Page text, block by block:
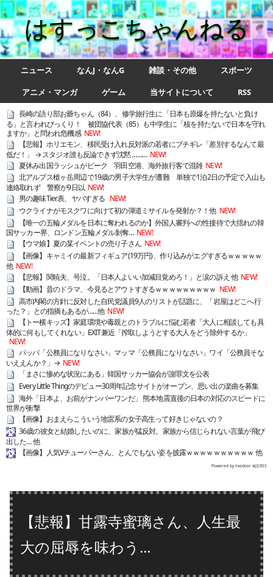
はすっこちゃんねる
ニュース なんJ・なんG 雑談・その他
スポーツ
アニメ・マンガ
ゲーム 当サイトについて RSS
長崎の語り部お爺ちゃん（84）、修学旅行生に「日本も原爆を持たないと負け
る」と言われびっくり！ 被団協代表（85）も中学生に「核を持たないで日本を守れ
ますか」と問われ危機感 NEW!
【悲報】ホリエモン、移民受け入れ反対派の若者にブチギレ「差別するなんて最
低だ！」 → スタジオ誰も反論できず沈黙 ……… NEW!
夏休み出国ラッシュがピーク 羽田空港、海外旅行客で混雑 NEW!
北アルプス槍ヶ岳周辺で19歳の男子大学生が遭難 単独で1泊2日の予定で入山も
連絡取れず 警察が9日以 NEW!
男の趣味Tier表、ヤバすぎる NEW!
ウクライナがモスクワに向けて初の弾道ミサイルを発射か？！他 NEW!
【唯一の五輪メダルを日本に奪われるのか】外国人審判への性接待で大揺れの韓
国サッカー界、ロンドン五輪メダル剝奪… NEW!
【ウマ娘】夏の某イベントの売り子さん NEW!
【画像】キャミイの最新フィギュア(19万円)、作り込みがエグすぎるｗｗｗｗｗ
他 NEW!
【悲報】関暁夫、号泣。「日本人よいい加減目覚めろ！」と涙の訴え 他 NEW!
【動画】昔のドラマ、今見るとアウトすぎるｗｗｗｗｗｗｗｗｗ NEW!
高市内閣の方針に反対した自民党議員9人のリストが話題に、「岩屋はどこへ行
った？」との指摘もあるが……他 NEW!
【トー横キッズ】家庭環境や毒親とのトラブルに悩む若者「大人に相談しても具
体的に何もしてくれない」EXIT兼近「搾取しようとする大人をどう除外するか」
NEW!
パッパ「公務員になりなさい」マッマ「公務員になりなさい」ワイ「公務員そな
いええんか？」→ NEW!
「まさに惨めな状況にある」韓国サッカー協会が謝罪文を公表
Every Little Thingのデビュー30周年記念サイトがオープン、思い出の楽曲を募集
海外「日本よ、お前がナンバーワンだ」 熊本地震直後の日本の対応のスピードに
世界が衝撃
【画像】おまえらこういう地雷系の女子高生って好きじゃないの？
36歳の彼女と結婚したいのに、家族が猛反対。家族から信じられない言葉が飛び
出した… 他
【画像】人気Vチューバーさん、とんでもない姿を披露ｗｗｗｗｗｗｗｗｗｗ 他
Powered by livedoor 相互RSS
【悲報】甘露寺蜜璃さん、人生最
大の屈辱を味わう...